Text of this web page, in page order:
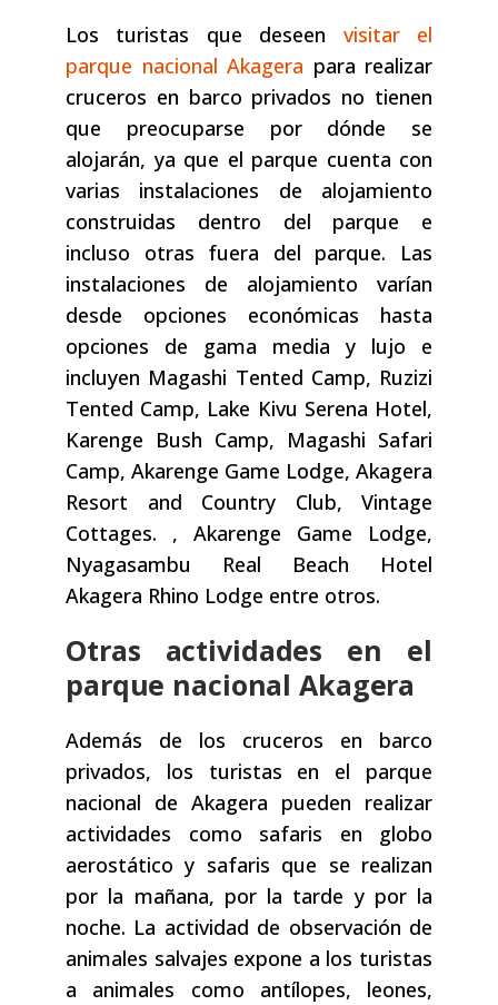
Los turistas que deseen visitar el
parque nacional Akagera para realizar
cruceros en barco privados no tienen
que preocuparse por dónde se
alojarán, ya que el parque cuenta con
varias instalaciones de alojamiento
construidas dentro del parque e
incluso otras fuera del parque. Las
instalaciones de alojamiento varían
desde opciones económicas hasta
opciones de gama media y lujo e
incluyen Magashi Tented Camp, Ruzizi
Tented Camp, Lake Kivu Serena Hotel,
Karenge Bush Camp, Magashi Safari
Camp, Akarenge Game Lodge, Akagera
Resort and Country Club, Vintage
Cottages. , Akarenge Game Lodge,
Nyagasambu Real Beach Hotel
Akagera Rhino Lodge entre otros.
Otras actividades en el
parque nacional Akagera
Además de los cruceros en barco
privados, los turistas en el parque
nacional de Akagera pueden realizar
actividades como safaris en globo
aerostático y safaris que se realizan
por la mañana, por la tarde y por la
noche. La actividad de observación de
animales salvajes expone a los turistas
a animales como antílopes, leones,